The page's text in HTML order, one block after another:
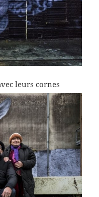
leurs cornes